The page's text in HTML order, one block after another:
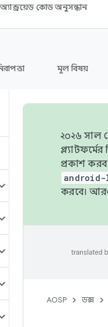
অ্যান্ড্রয়েড কোড অনুসন্ধান
মূল বিষয়
২০২৬ সাল
প্রকাশ
করবে।
AOSP ডক্স